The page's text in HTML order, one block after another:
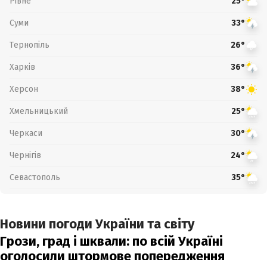
Суми 33°
Тернопіль 26°
Харків 36°
Херсон 38°
Хмельницький 25°
Черкаси 30°
Чернігів 24°
Севастополь 35°
Новини погоди України та світу
Грози, град і шквали: по всій Україні
оголосили штормове попередження